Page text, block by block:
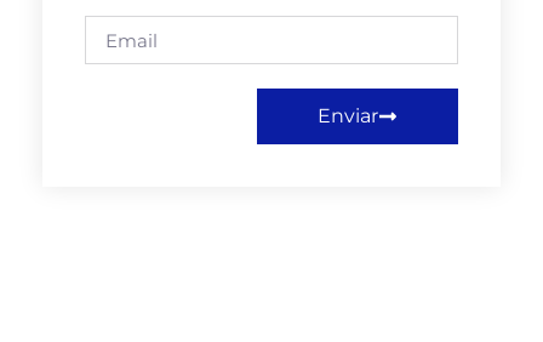
Enviar